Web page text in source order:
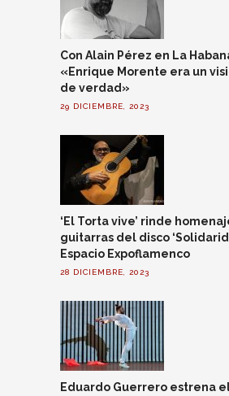
Con Alain Pérez en La
«Enrique Morente era un
de verdad»
29 DICIEMBRE, 2023
‘El Torta vive’ rinde
guitarras del disco
Espacio Expoflamenco
28 DICIEMBRE, 2023
Eduardo Guerrero estrena